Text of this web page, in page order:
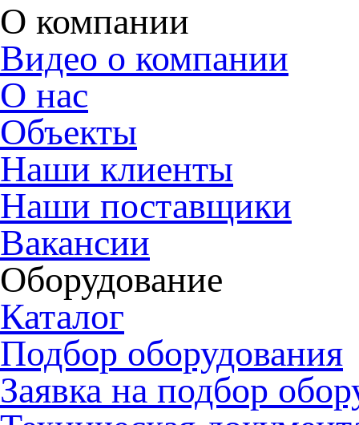
О компании
Видео о компании
О нас
Объекты
Наши клиенты
Наши поставщики
Вакансии
Оборудование
Каталог
Подбор оборудования
Заявка на подбор